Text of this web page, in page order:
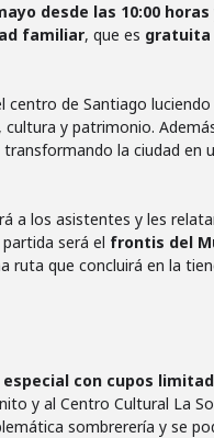
desde las 10:00 horas
familiar, que es gratuita
centro de Santiago
y patrimonio.
la ciudad en
a los asistentes y les
será el frontis del
ruta que concluirá en la
con cupos
y al Centro Cultural La
sombrerería y se